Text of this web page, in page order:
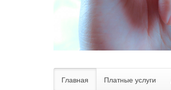
Главная Платные услуги